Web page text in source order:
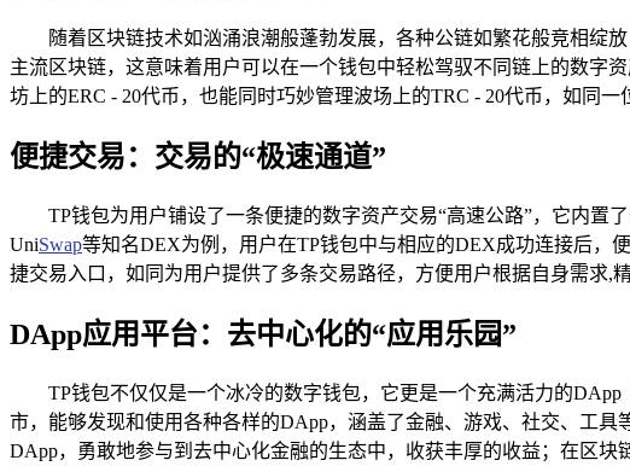
随着区块链技术如汹涌浪潮般蓬勃发展，各种公链如繁花般竞相绽
主流区块链，这意味着用户可以在一个钱包中轻松驾驭不同链上的数字
坊上的ERC - 20代币，也能同时巧妙管理波场上的TRC - 20代币，如同
便捷交易：交易的“极速通道”
TP钱包为用户铺设了一条便捷的数字资产交易“高速公路”，它内
UniSwap等知名DEX为例，用户在TP钱包中与相应的DEX成功连接后，
捷交易入口，如同为用户提供了多条交易路径，方便用户根据自身需求,
DApp应用平台：去中心化的“应用乐园”
TP钱包不仅仅是一个冰冷的数字钱包，它更是一个充满活力的
市，能够发现和使用各种各样的DApp，涵盖了金融、游戏、社交、工
DApp，勇敢地参与到去中心化金融的生态中，收获丰厚的收益；在区